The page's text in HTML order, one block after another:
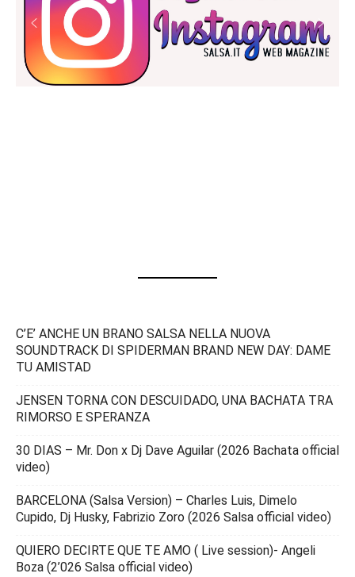
C’E’ ANCHE UN BRANO SALSA NELLA NUOVA
SOUNDTRACK DI SPIDERMAN BRAND NEW DAY: DAME
TU AMISTAD
JENSEN TORNA CON DESCUIDADO, UNA BACHATA TRA
RIMORSO E SPERANZA
30 DIAS – Mr. Don x Dj Dave Aguilar (2026 Bachata official
video)
BARCELONA (Salsa Version) – Charles Luis, Dimelo
Cupido, Dj Husky, Fabrizio Zoro (2026 Salsa official video)
QUIERO DECIRTE QUE TE AMO ( Live session)- Angeli
Boza (2’026 Salsa official video)